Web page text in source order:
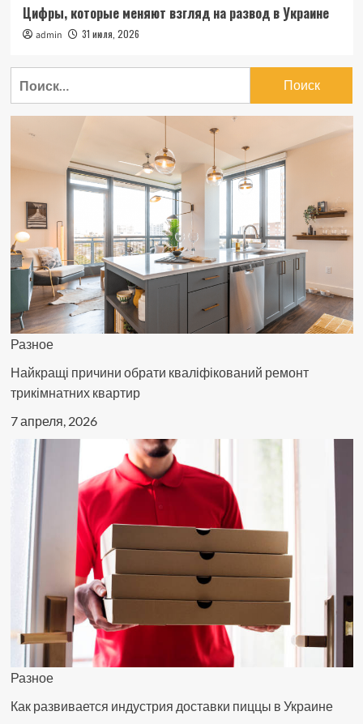
Цифры, которые меняют взгляд на развод в Украине
admin 31 июля, 2026
Разное
Найкращі причини обрати кваліфікований ремонт
трикімнатних квартир
7 апреля, 2026
Разное
Как развивается индустрия доставки пиццы в Украине